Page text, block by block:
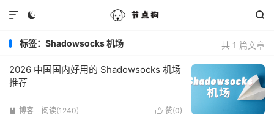
 

共 1 篇文章
标签：Shadowsocks 机场
2026 中国国内好用的 Shadowsocks 机场
推荐
 赞(0)
 博客 阅读(1240)